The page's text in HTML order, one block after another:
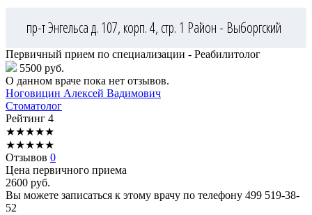
пр-т Энгельса д. 107, корп. 4, стр. 1 Район - Выборгский
Первичный прием по специализации - Реабилитолог
5500 руб.
О данном враче пока нет отзывов.
Ноговицин Алексей Вадимович
Стоматолог
Рейтинг 4
★★★★★
★★★★★
Отзывов 0
Цена первичного приема
2600 руб.
Вы можете записаться к этому врачу по телефону 499 519-38-
52